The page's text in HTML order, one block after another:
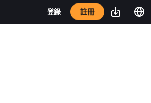
登錄 註冊